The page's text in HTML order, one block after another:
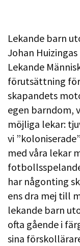
Lekande barn
Johan
Lekande
förutsättning
skapandets
egen barndom,
möjliga lekar:
vi
med våra lekar
har någonting
ens dra mej till
lekande barn
ofta gående i
sina